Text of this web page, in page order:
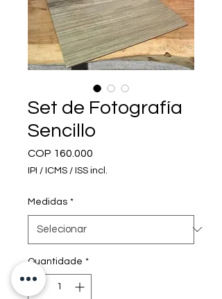
Set de Fotografía
Sencillo
COP 160.000
IPI / ICMS / ISS incl.
Medidas *
Quantidade *